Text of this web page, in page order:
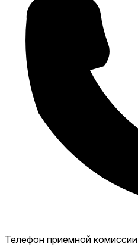
Телефон приемной